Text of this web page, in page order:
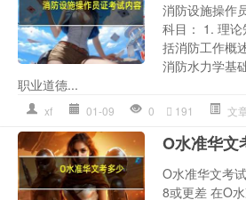
消防设施操作
科目： 1. 理
括消防工作概
消防水力学基
职业道德...
xf 01-09 0 191 文
O水准华文
O水准华文考
8或更差 在O